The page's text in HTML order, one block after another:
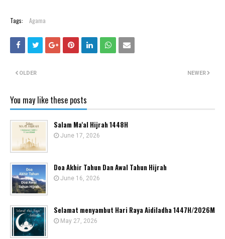
Tags: Agama
NEWER
OLDER
You may like these posts
Salam Ma'al Hijrah 1448H
June 17, 2026
Doa Akhir Tahun Dan Awal Tahun Hijrah
June 16, 2026
Selamat menyambut Hari Raya Aidiladha 1447H/2026M
May 27, 2026